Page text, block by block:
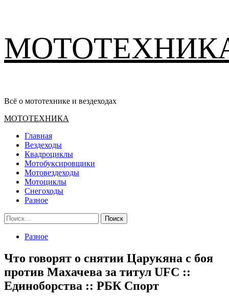
содержимому
Всё о мототехнике и вездеходах
Основное
МОТОТЕХНИКА
Главная
Вездеходы
Квадроциклы
Мотобуксировщики
Мотовездеходы
Мотоциклы
Снегоходы
Разное
Найти:
Разное
Что говорят о снятии Царукяна с боя
против Махачева за титул UFC ::
Единоборства :: РБК Спорт